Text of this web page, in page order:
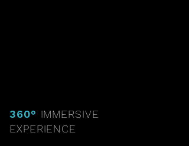
360° IMMERSIVE
EXPERIENCE